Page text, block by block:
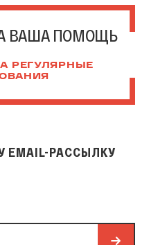
ВАША ПОМОЩЬ
РЕГУЛЯРНЫЕ
РАССЫЛКУ